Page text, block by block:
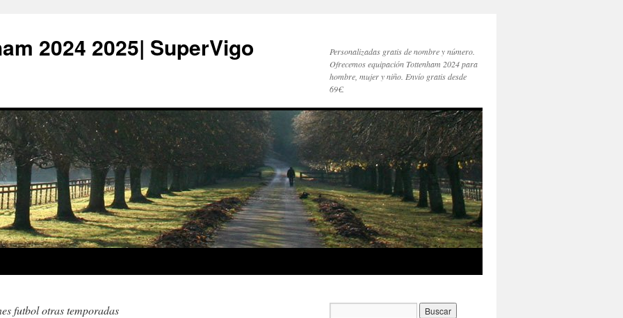
2024 2025| SuperVigo
Personalizadas gratis de nombre y número.
Ofrecemos equipación Tottenham 2024 para
hombre, mujer y niño. Envío gratis desde
69€.
futbol otras temporadas